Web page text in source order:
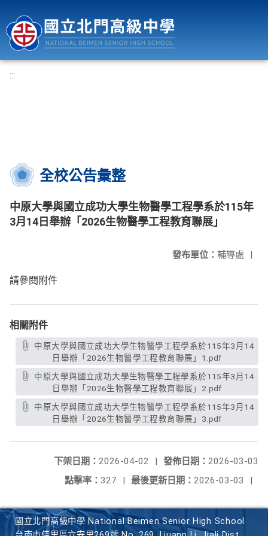
:::
全校公告彙整
中原大學與國立成功大學生物醫學工程學系於115年
3月14日舉辦「2026生物醫學工程教育聯展」
發布單位： 輔導處 |
請參閱附件
相關附件
日舉辦「2026生物醫學工程教育聯展」1.pdf
日舉辦「2026生物醫學工程教育聯展」2.pdf
日舉辦「2026生物醫學工程教育聯展」3.pdf
發佈日期： 2026-03-03
下架日期： 2026-04-02
|
最後更新日期： 2026-03-03 |
點擊率： 327 |
國立北門高級中學 National Beimen Senior High School